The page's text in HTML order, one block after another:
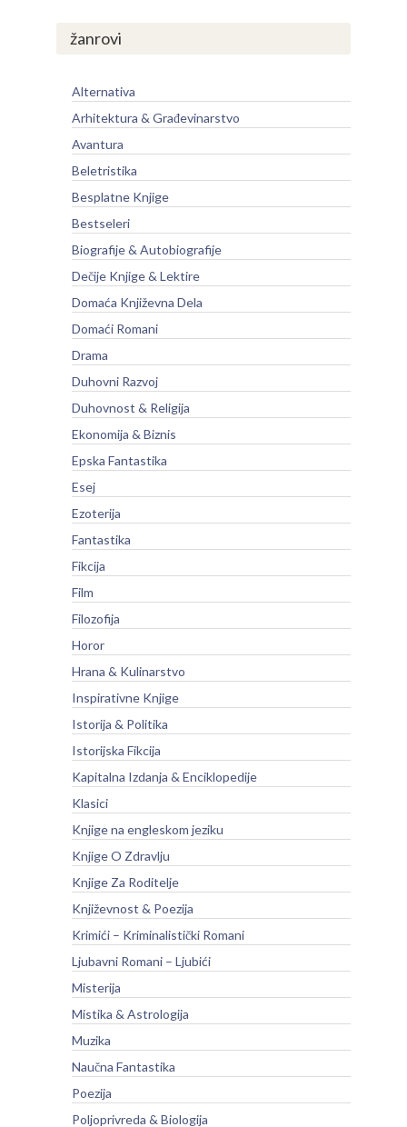
žanrovi
Alternativa
Arhitektura & Građevinarstvo
Avantura
Beletristika
Besplatne Knjige
Bestseleri
Biografije & Autobiografije
Dečije Knjige & Lektire
Domaća Književna Dela
Domaći Romani
Drama
Duhovni Razvoj
Duhovnost & Religija
Ekonomija & Biznis
Epska Fantastika
Esej
Ezoterija
Fantastika
Fikcija
Film
Filozofija
Horor
Hrana & Kulinarstvo
Inspirativne Knjige
Istorija & Politika
Istorijska Fikcija
Kapitalna Izdanja & Enciklopedije
Klasici
Knjige na engleskom jeziku
Knjige O Zdravlju
Knjige Za Roditelje
Književnost & Poezija
Krimići – Kriminalistički Romani
Ljubavni Romani – Ljubići
Misterija
Mistika & Astrologija
Muzika
Naučna Fantastika
Poezija
Poljoprivreda & Biologija